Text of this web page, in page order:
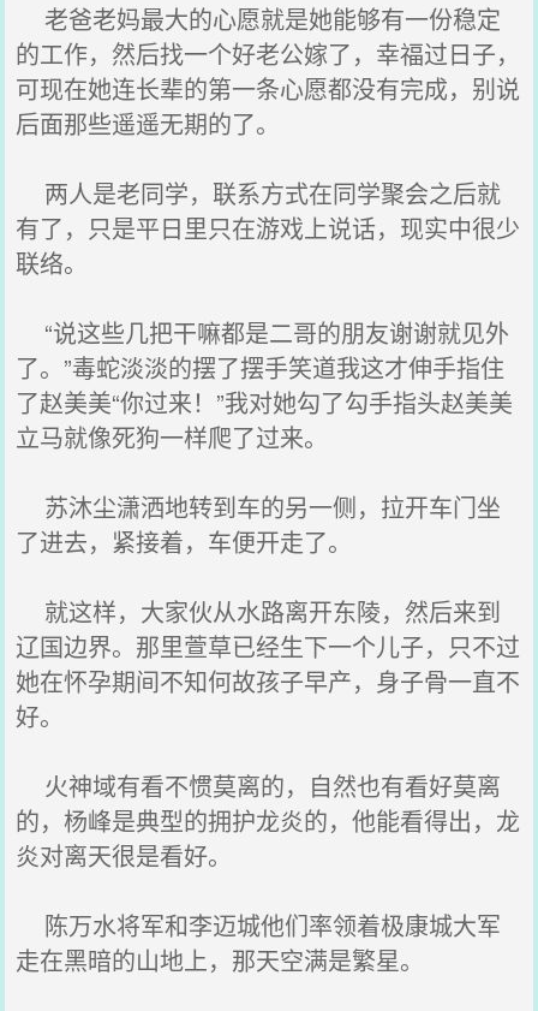
老爸老妈最大的心愿就是她能够有一份稳定
的工作，然后找一个好老公嫁了，幸福过日子，
可现在她连长辈的第一条心愿都没有完成，别说
后面那些遥遥无期的了。
两人是老同学，联系方式在同学聚会之后就
有了，只是平日里只在游戏上说话，现实中很少
联络。
“说这些几把干嘛都是二哥的朋友谢谢就见外
了。”毒蛇淡淡的摆了摆手笑道我这才伸手指住
了赵美美“你过来！”我对她勾了勾手指头赵美美
立马就像死狗一样爬了过来。
苏沐尘潇洒地转到车的另一侧，拉开车门坐
了进去，紧接着，车便开走了。
就这样，大家伙从水路离开东陵，然后来到
辽国边界。那里萱草已经生下一个儿子，只不过
她在怀孕期间不知何故孩子早产，身子骨一直不
好。
火神域有看不惯莫离的，自然也有看好莫离
的，杨峰是典型的拥护龙炎的，他能看得出，龙
炎对离天很是看好。
陈万水将军和李迈城他们率领着极康城大军
走在黑暗的山地上，那天空满是繁星。